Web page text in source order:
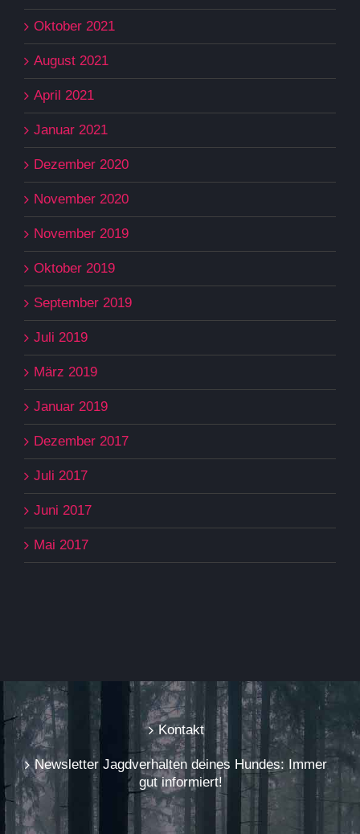
Oktober 2021
August 2021
April 2021
Januar 2021
Dezember 2020
November 2020
November 2019
Oktober 2019
September 2019
Juli 2019
März 2019
Januar 2019
Dezember 2017
Juli 2017
Juni 2017
Mai 2017
Kontakt
Newsletter Jagdverhalten deines Hundes: Immer
gut informiert!